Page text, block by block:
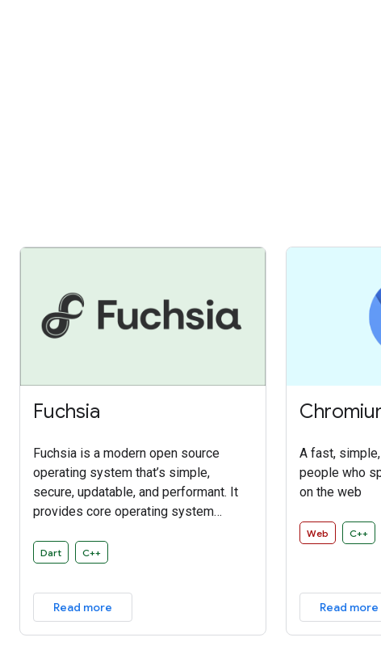
Fuchsia
Fuchsia is a modern open source
operating system that’s simple,
secure, updatable, and performant. It
provides core operating system
management, a driver framework, and
general purpose operating system
designed to power a diverse
Dart C++
Read more
A fast,
people who
on the web
Web C++
Read more